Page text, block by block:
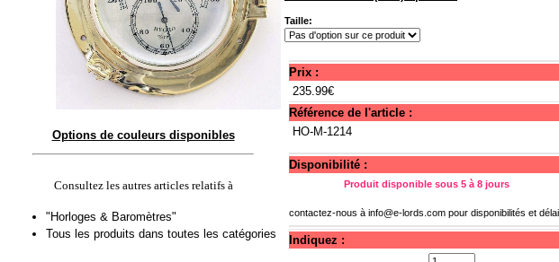
Options de couleurs disponibles
Consultez les autres articles relatifs à
"Horloges & Baromètres"
Tous les produits dans toutes les catégories
Taille:
Prix :
235.99€
Référence de l'article :
HO-M-1214
Disponibilité :
Produit disponible sous 5 à 8 jours
contactez-nous à info@e-lords.com pour disponibilités et
Indiquez :